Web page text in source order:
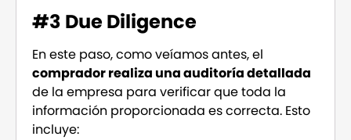
#3 Due Diligence
En este paso, como veíamos antes, el
comprador realiza una auditoría detallada
de la empresa para verificar que toda la
información proporcionada es correcta. Esto
incluye: